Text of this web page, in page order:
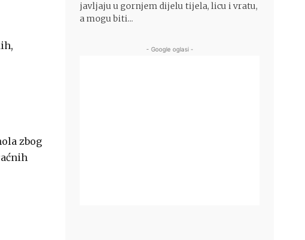
zbog
javljaju u gornjem dijelu tijela, licu i vratu,
a mogu biti...
- Google oglasi -